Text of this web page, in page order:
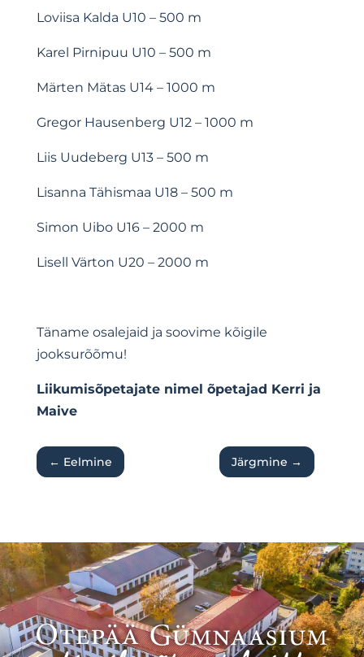
Loviisa Kalda U10 – 500 m
Karel Pirnipuu U10 – 500 m
Märten Mätas U14 – 1000 m
Gregor Hausenberg U12 – 1000 m
Liis Uudeberg U13 – 500 m
Lisanna Tähismaa U18 – 500 m
Simon Uibo U16 – 2000 m
Lisell Värton U20 – 2000 m
Täname osalejaid ja soovime kõigile
jooksurõõmu!
Liikumisõpetajate nimel õpetajad Kerri ja
Maive
← Eelmine Järgmine →